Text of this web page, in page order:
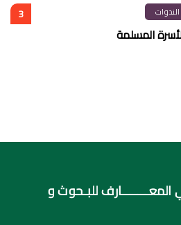
3 الندوات
المسلمة
المعـــــــارف للبـحوث و